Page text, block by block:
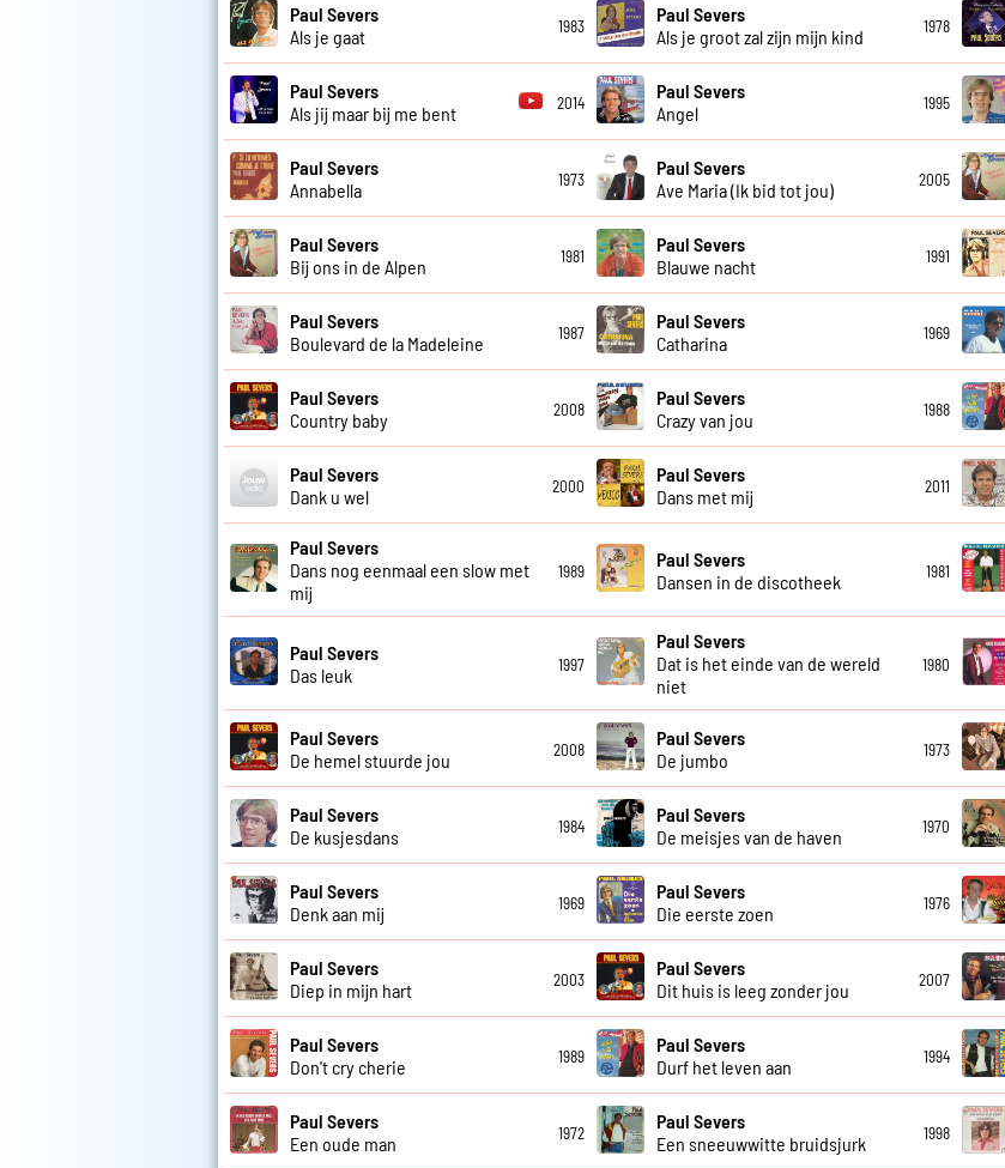
Paul Severs
Als je gaat
1983
Paul Severs
Als je groot zal zijn mijn kind
1978
Paul Severs
Als jij maar bij me bent
2014
Paul Severs
Angel
1995
Paul Severs
Annabella
1973
Paul Severs
Ave Maria (Ik bid tot jou)
2005
Paul Severs
Bij ons in de Alpen
1981
Paul Severs
Blauwe nacht
1991
Paul Severs
Boulevard de la Madeleine
1987
Paul Severs
Catharina
1969
Paul Severs
Country baby
2008
Paul Severs
Crazy van jou
1988
Paul Severs
Dank u wel
2000
Paul Severs
Dans met mij
2011
Paul Severs
Dans nog eenmaal een slow met
mij
1989
Paul Severs
Dansen in de discotheek
1981
Paul Severs
Das leuk
1997
Paul Severs
Dat is het einde van de wereld
niet
1980
Paul Severs
De hemel stuurde jou
2008
Paul Severs
De jumbo
1973
Paul Severs
De kusjesdans
1984
Paul Severs
De meisjes van de haven
1970
Paul Severs
Denk aan mij
1969
Paul Severs
Die eerste zoen
1976
Paul Severs
Diep in mijn hart
2003
Paul Severs
Dit huis is leeg zonder jou
2007
Paul Severs
Don't cry cherie
1989
Paul Severs
Durf het leven aan
1994
Paul Severs
Een oude man
1972
Paul Severs
Een sneeuwwitte bruidsjurk
1998